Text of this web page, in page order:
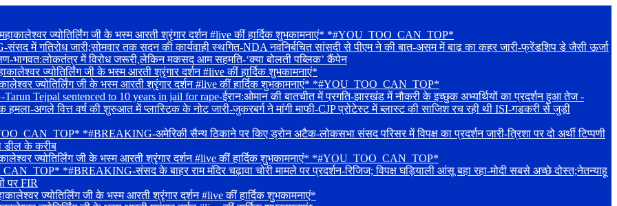
ज्योतिर्लिंग जी के भस्म आरती श्रृंगार दर्शन #live कीं हार्दिक शुभकामनाएं* *#YOU_TOO_CAN_TOP*
में गतिरोध जारी;सोमवार तक सदन की कार्यवाही स्थगित-NDA नवनिर्बचित सांसदी से पीएम ने की बात-असम में बाढ़ का कहर जारी-फ्रेंडशिप डे जैसी ऊर्जा
भागवत:लोकतंत्र में विरोध जरूरी,लेकिन मकसद आम सहमति-‘क्या बोलती पब्लिक’ कैंपेन
ज्योतिर्लिंग जी के भस्म आरती श्रृंगार दर्शन #live कीं हार्दिक शुभकामनाएं*
ज्योतिर्लिंग जी के भस्म आरती श्रृंगार दर्शन #live कीं हार्दिक शुभकामनाएं* *#YOU_TOO_CAN_TOP*
Tejpal sentenced to 10 years in jail for rape-ईरान:ओमान की बातचीत में प्रगति-झारखंड में नौकरी के इच्छुक अभ्यर्थियों का प्रदर्शन हुआ तेज -
अगले वित्त वर्ष की शुरुआत में प्लास्टिक के नोट जारी-जुकरबर्ग ने मांगी माफी-CJP प्रोटेस्ट में ब्लास्ट की साजिश रच रही थी ISI-गडकरी से जुड़ी
*#BREAKING-अमेरिकी सैन्य ठिकाने पर किए ड्रोन अटैक-लोकसभा संसद परिसर में विपक्ष का प्रदर्शन जारी-त्रिशा पर दो अर्थी टिप्पणी
डील के करीब
ज्योतिर्लिंग जी के भस्म आरती श्रृंगार दर्शन #live कीं हार्दिक शुभकामनाएं* *#YOU_TOO_CAN_TOP*
*#BREAKING-संसद के बाहर राम मंदिर चढ़ावा चोरी मामले पर प्रदर्शन-रिजिज; विपक्ष घड़ियाली आंसू बहा रहा-मोदी सबसे अच्छे दोस्त;नेतन्याहू
पर FIR
ज्योतिर्लिंग जी के भस्म आरती श्रृंगार दर्शन #live कीं हार्दिक शुभकामनाएं*